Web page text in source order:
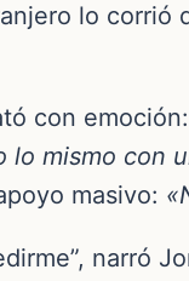
lo corrió
con emoción:
lo mismo con
masivo:
narró